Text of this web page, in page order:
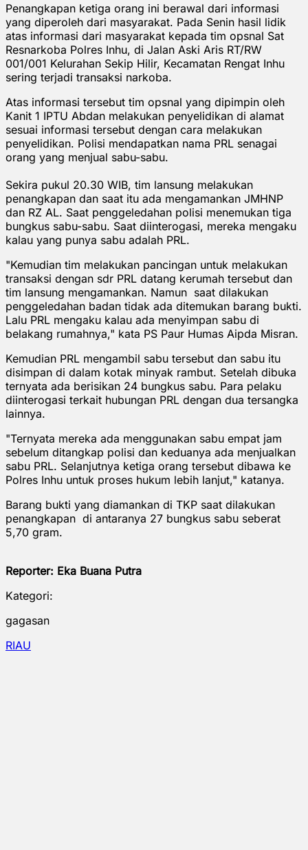
Penangkapan ketiga orang ini berawal dari informasi
yang diperoleh dari masyarakat. Pada Senin hasil lidik
atas informasi dari masyarakat kepada tim opsnal Sat
Resnarkoba Polres Inhu, di Jalan Aski Aris RT/RW
001/001 Kelurahan Sekip Hilir, Kecamatan Rengat Inhu
sering terjadi transaksi narkoba.
Atas informasi tersebut tim opsnal yang dipimpin oleh
Kanit 1 IPTU Abdan melakukan penyelidikan di alamat
sesuai informasi tersebut dengan cara melakukan
penyelidikan. Polisi mendapatkan nama PRL senagai
orang yang menjual sabu-sabu.
Sekira pukul 20.30 WIB, tim lansung melakukan
penangkapan dan saat itu ada mengamankan JMHNP
dan RZ AL. Saat penggeledahan polisi menemukan tiga
bungkus sabu-sabu. Saat diinterogasi, mereka mengaku
kalau yang punya sabu adalah PRL.
"Kemudian tim melakukan pancingan untuk melakukan
transaksi dengan sdr PRL datang kerumah tersebut dan
tim lansung mengamankan. Namun saat dilakukan
penggeledahan badan tidak ada ditemukan barang bukti.
Lalu PRL mengaku kalau ada menyimpan sabu di
belakang rumahnya," kata PS Paur Humas Aipda Misran.
Kemudian PRL mengambil sabu tersebut dan sabu itu
disimpan di dalam kotak minyak rambut. Setelah dibuka
ternyata ada berisikan 24 bungkus sabu. Para pelaku
diinterogasi terkait hubungan PRL dengan dua tersangka
lainnya.
"Ternyata mereka ada menggunakan sabu empat jam
sebelum ditangkap polisi dan keduanya ada menjualkan
sabu PRL. Selanjutnya ketiga orang tersebut dibawa ke
Polres Inhu untuk proses hukum lebih lanjut," katanya.
Barang bukti yang diamankan di TKP saat dilakukan
penangkapan di antaranya 27 bungkus sabu seberat
5,70 gram.
Reporter: Eka Buana Putra
Kategori:
gagasan
RIAU